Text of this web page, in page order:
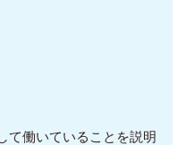
て働いていることを説明